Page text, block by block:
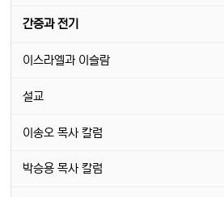
간증과 전기
이스라엘과 이슬람
설교
이송오 목사 칼럼
박승용 목사 칼럼